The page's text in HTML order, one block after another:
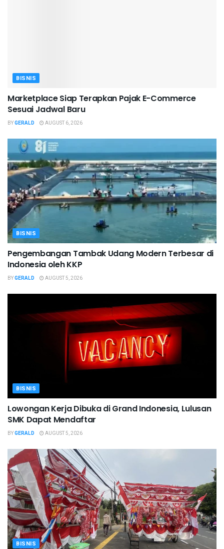
BISNIS
Marketplace Siap Terapkan Pajak E-Commerce
Sesuai Jadwal Baru
BYGERALD AUGUST 6, 2026
BISNIS
Pengembangan Tambak Udang Modern Terbesar di
Indonesia oleh KKP
BYGERALD AUGUST 5, 2026
BISNIS
Lowongan Kerja Dibuka di Grand Indonesia, Lulusan
SMK Dapat Mendaftar
BYGERALD AUGUST 5, 2026
BISNIS